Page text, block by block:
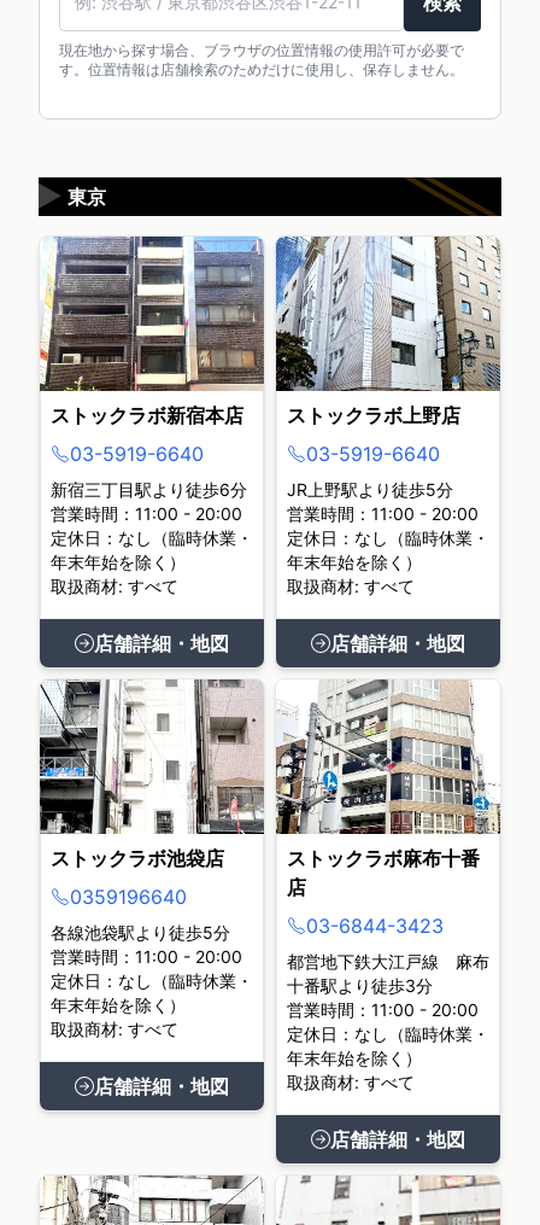
現在地から探す場合、ブラウザの位置情報の使用許可が必要で
す。位置情報は店舗検索のためだけに使用し、保存しません。
東京
▶
ストックラボ新宿本店
03-5919-6640
新宿三丁目駅より徒歩6分
営業時間：11:00 - 20:00
定休日：なし（臨時休業・
年末年始を除く）
取扱商材: すべて
店舗詳細・地図
ストックラボ上野店
03-5919-6640
JR上野駅より徒歩5分
営業時間：11:00 - 20:00
定休日：なし（臨時休業・
年末年始を除く）
取扱商材: すべて
店舗詳細・地図
ストックラボ池袋店
0359196640
各線池袋駅より徒歩5分
営業時間：11:00 - 20:00
定休日：なし（臨時休業・
年末年始を除く）
取扱商材: すべて
店舗詳細・地図
ストックラボ麻布十番
店
03-6844-3423
都営地下鉄大江戸線 麻布
十番駅より徒歩3分
営業時間：11:00 - 20:00
定休日：なし（臨時休業・
年末年始を除く）
取扱商材: すべて
店舗詳細・地図